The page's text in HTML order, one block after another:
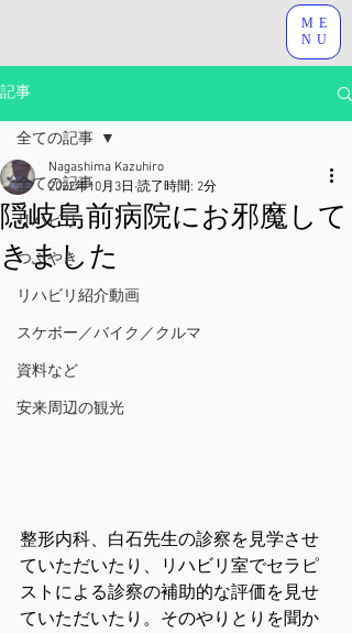
ME
NU
記事
全ての記事
リハビリ
つぶやき
リハビリ紹介動画
スケボー／バイク／クルマ
資料など
安来周辺の観光
全ての記事
隠岐島前病院にお邪魔して
きました
Nagashima Kazuhiro
2022年10月3日 読了時間: 2分
整形内科、白石先生の診察を見学させ
ていただいたり、リハビリ室でセラピ
ストによる診察の補助的な評価を見せ
ていただいたり。そのやりとりを聞か